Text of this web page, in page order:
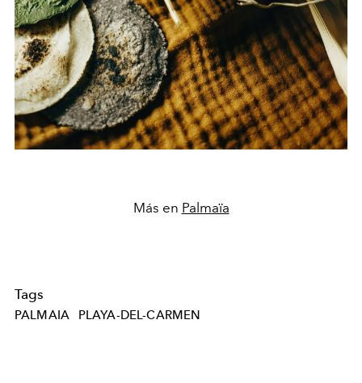
Más en Palmaïa
Tags
PALMAIA PLAYA-DEL-CARMEN